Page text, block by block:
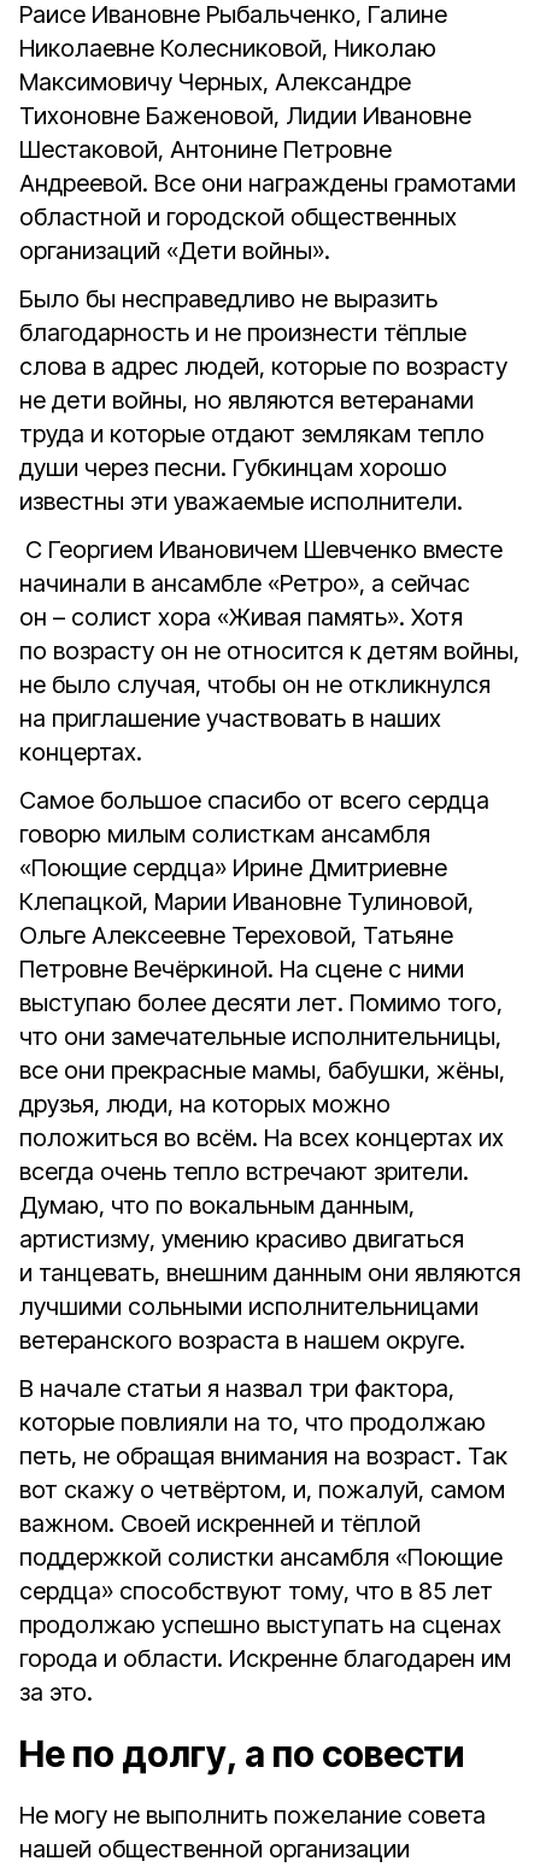
Раисе Ивановне Рыбальченко, Галине
Николаевне Колесниковой, Николаю
Максимовичу Черных, Александре
Тихоновне Баженовой, Лидии Ивановне
Шестаковой, Антонине Петровне
Андреевой. Все они награждены грамотами
областной и городской общественных
организаций «Дети войны».
Было бы несправедливо не выразить
благодарность и не произнести тёплые
слова в адрес людей, которые по возрасту
не дети войны, но являются ветеранами
труда и которые отдают землякам тепло
души через песни. Губкинцам хорошо
известны эти уважаемые исполнители.
С Георгием Ивановичем Шевченко вместе
начинали в ансамбле «Ретро», а сейчас
он – солист хора «Живая память». Хотя
по возрасту он не относится к детям войны,
не было случая, чтобы он не откликнулся
на приглашение участвовать в наших
концертах.
Самое большое спасибо от всего сердца
говорю милым солисткам ансамбля
«Поющие сердца» Ирине Дмитриевне
Клепацкой, Марии Ивановне Тулиновой,
Ольге Алексеевне Тереховой, Татьяне
Петровне Вечёркиной. На сцене с ними
выступаю более десяти лет. Помимо того,
что они замечательные исполнительницы,
все они прекрасные мамы, бабушки, жёны,
друзья, люди, на которых можно
положиться во всём. На всех концертах их
всегда очень тепло встречают зрители.
Думаю, что по вокальным данным,
артистизму, умению красиво двигаться
и танцевать, внешним данным они являются
лучшими сольными исполнительницами
ветеранского возраста в нашем округе.
В начале статьи я назвал три фактора,
которые повлияли на то, что продолжаю
петь, не обращая внимания на возраст. Так
вот скажу о четвёртом, и, пожалуй, самом
важном. Своей искренней и тёплой
поддержкой солистки ансамбля «Поющие
сердца» способствуют тому, что в 85 лет
продолжаю успешно выступать на сценах
города и области. Искренне благодарен им
за это.
Не по долгу, а по совести
Не могу не выполнить пожелание совета
нашей общественной организации